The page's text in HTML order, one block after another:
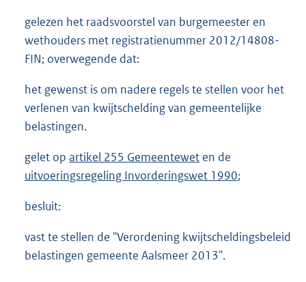
gelezen het raadsvoorstel van burgemeester en
wethouders met registratienummer 2012/14808-
FIN; overwegende dat:
het gewenst is om nadere regels te stellen voor het
verlenen van kwijtschelding van gemeentelijke
belastingen.
gelet op artikel 255 Gemeentewet en de
uitvoeringsregeling Invorderingswet 1990;
besluit:
vast te stellen de "Verordening kwijtscheldingsbeleid
belastingen gemeente Aalsmeer 2013".